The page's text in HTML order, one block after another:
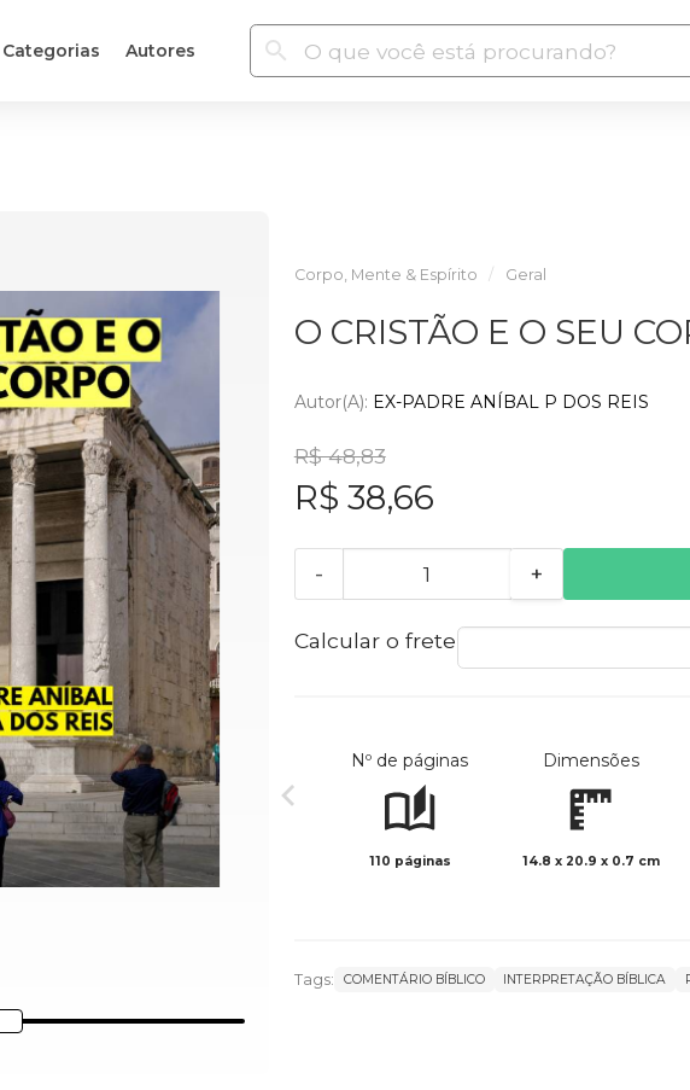
Categorias Autores
Corpo, Mente & Espírito Geral
O CRISTÃO E O SEU
Autor(a): EX-PADRE ANÍBAL P DOS REIS
R$ 48,83
R$ 38,66
- +
Calcular o frete
Nº de páginas
110 páginas
Dimensões
14.8 x 20.9 x 0.7 cm
Tags: COMENTÁRIO BÍBLICO INTERPRETAÇÃO BÍBLICA